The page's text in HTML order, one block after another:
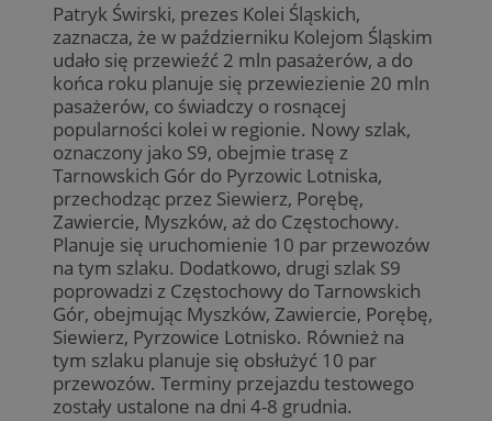
Patryk Świrski, prezes Kolei Śląskich,
zaznacza, że w październiku Kolejom Śląskim
udało się przewieźć 2 mln pasażerów, a do
końca roku planuje się przewiezienie 20 mln
pasażerów, co świadczy o rosnącej
popularności kolei w regionie. Nowy szlak,
oznaczony jako S9, obejmie trasę z
Tarnowskich Gór do Pyrzowic Lotniska,
przechodząc przez Siewierz, Porębę,
Zawiercie, Myszków, aż do Częstochowy.
Planuje się uruchomienie 10 par przewozów
na tym szlaku. Dodatkowo, drugi szlak S9
poprowadzi z Częstochowy do Tarnowskich
Gór, obejmując Myszków, Zawiercie, Porębę,
Siewierz, Pyrzowice Lotnisko. Również na
tym szlaku planuje się obsłużyć 10 par
przewozów. Terminy przejazdu testowego
zostały ustalone na dni 4-8 grudnia.